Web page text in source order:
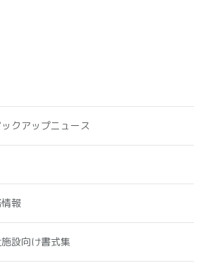
クアップニュース
報
設向け書式集